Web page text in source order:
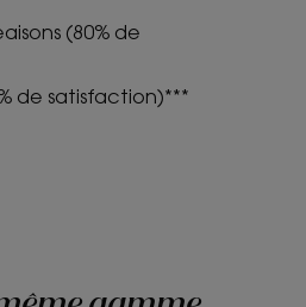
(80% de
de satisfaction)***